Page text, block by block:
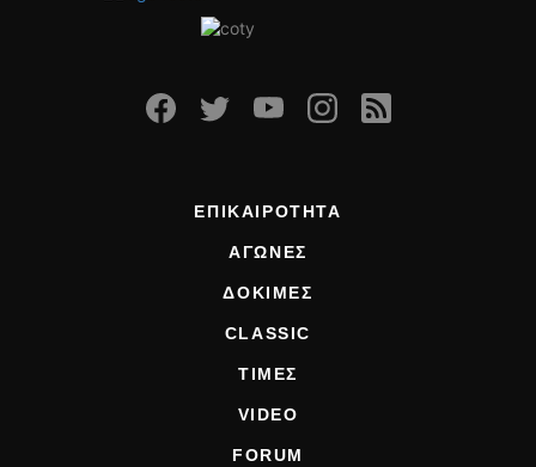
ΕΠΙΚΑΙΡΟΤΗΤΑ
ΑΓΩΝΕΣ
ΔΟΚΙΜΕΣ
CLASSIC
ΤΙΜΕΣ
VIDEO
FORUM